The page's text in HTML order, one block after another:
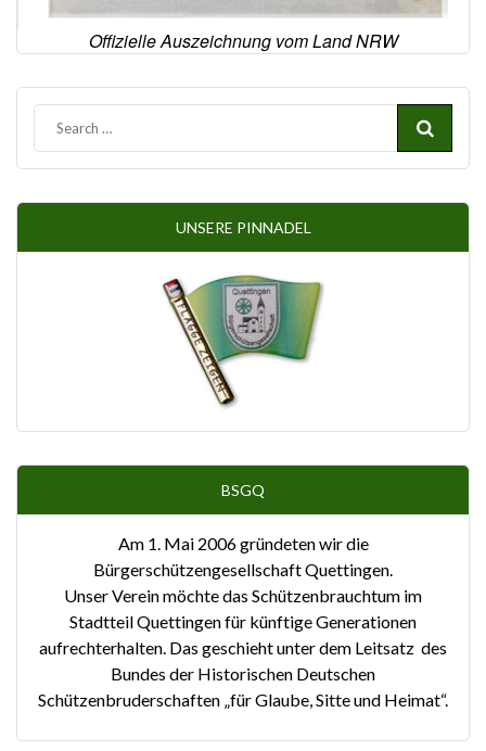
Offizielle Auszeichnung vom Land NRW
UNSERE PINNADEL
BSGQ
Am 1. Mai 2006 gründeten wir die
Bürgerschützengesellschaft Quettingen.
Unser Verein möchte das Schützenbrauchtum im
Stadtteil Quettingen für künftige Generationen
aufrechterhalten. Das geschieht unter dem Leitsatz des
Bundes der Historischen Deutschen
Schützenbruderschaften „für Glaube, Sitte und Heimat“.